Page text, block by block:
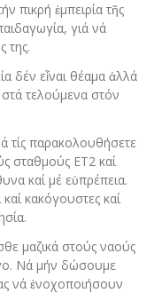
πικρή ἐμπειρία τῆς
γιά νά
της.
δέν εἶναι θέαμα ἀλλά
τελούμενα στόν
τίς παρακολουθήσετε
σταθμούς ΕΤ2 καί
καί μέ εὐπρέπεια.
κακόγουστες καί
μαζικά στούς ναούς
Νά μήν δώσουμε
νά ἐνοχοποιήσουν